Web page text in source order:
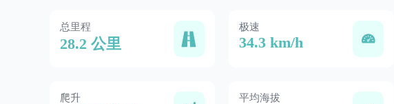
总里程
28.2 公里
极速
34.3 km/h
爬升 平均海拔